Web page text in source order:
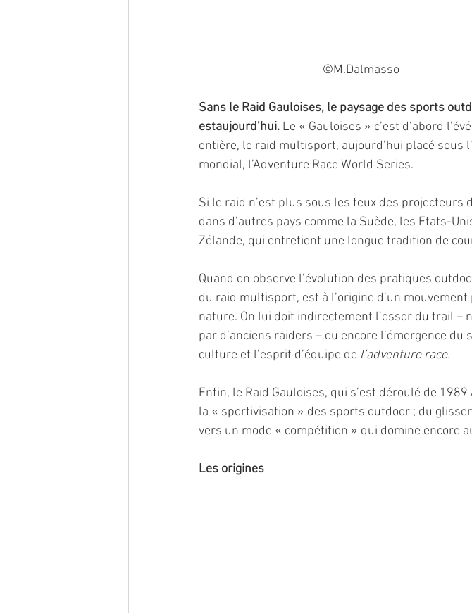
                                            ©M.Dalmasso
Sans le Raid Gauloises, le paysage des sports
estaujourd’hui. Le « Gauloises » c’est d’abord
entière, le raid multisport, aujourd’hui placé sous
mondial, l’Adventure Race World Series.
Si le raid n’est plus sous les feux des projecteurs
dans d’autres pays comme la Suède, les Etats-
Zélande, qui entretient une longue tradition de
Quand on observe l’évolution des pratiques
du raid multisport, est à l’origine d’un
nature. On lui doit indirectement l’essor du trail –
par d’anciens raiders – ou encore l’émergence
culture et l’esprit d’équipe de l’adventure race.
Enfin, le Raid Gauloises, qui s’est déroulé de
la « sportivisation » des sports outdoor ; du
vers un mode « compétition » qui domine encore
Les origines